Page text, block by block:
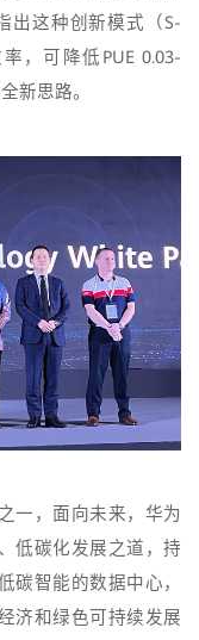
出这种创新模式（S-
，可降低PUE 0.03-
新思路。
一，面向未来，华为
低碳化发展之道，持
碳智能的数据中心，
济和绿色可持续发展